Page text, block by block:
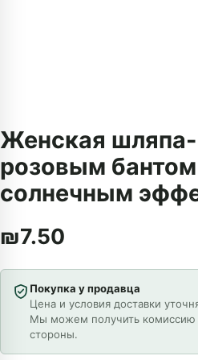
Женская
розовым
солнечным
₪7.50
Покупка у продавца
Цена и условия доставки
Мы можем получить комиссию
стороны.